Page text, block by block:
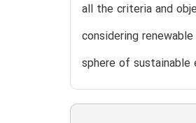
all the criteria and
considering
sphere of sustainable